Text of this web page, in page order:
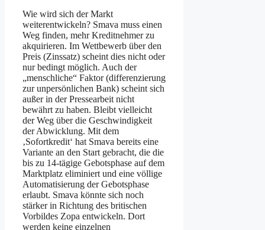
Wie wird sich der Markt
weiterentwickeln? Smava muss einen
Weg finden, mehr Kreditnehmer zu
akquirieren. Im Wettbewerb über den
Preis (Zinssatz) scheint dies nicht oder
nur bedingt möglich. Auch der
„menschliche“ Faktor (differenzierung
zur unpersönlichen Bank) scheint sich
außer in der Pressearbeit nicht
bewährt zu haben. Bleibt vielleicht
der Weg über die Geschwindigkeit
der Abwicklung. Mit dem
‚Sofortkredit‘ hat Smava bereits eine
Variante an den Start gebracht, die die
bis zu 14-tägige Gebotsphase auf dem
Marktplatz eliminiert und eine völlige
Automatisierung der Gebotsphase
erlaubt. Smava könnte sich noch
stärker in Richtung des britischen
Vorbildes Zopa entwickeln. Dort
werden keine einzelnen